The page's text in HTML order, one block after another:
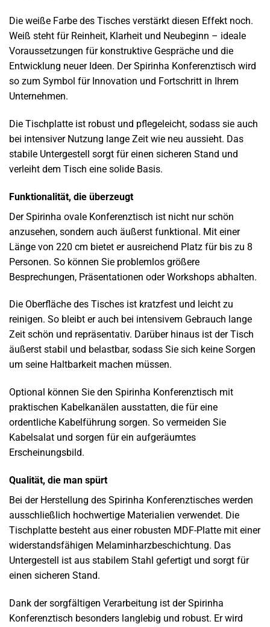
Die weiße Farbe des Tisches verstärkt diesen Effekt noch.
Weiß steht für Reinheit, Klarheit und Neubeginn – ideale
Voraussetzungen für konstruktive Gespräche und die
Entwicklung neuer Ideen. Der Spirinha Konferenztisch wird
so zum Symbol für Innovation und Fortschritt in Ihrem
Unternehmen.
Die Tischplatte ist robust und pflegeleicht, sodass sie auch
bei intensiver Nutzung lange Zeit wie neu aussieht. Das
stabile Untergestell sorgt für einen sicheren Stand und
verleiht dem Tisch eine solide Basis.
Funktionalität, die überzeugt
Der Spirinha ovale Konferenztisch ist nicht nur schön
anzusehen, sondern auch äußerst funktional. Mit einer
Länge von 220 cm bietet er ausreichend Platz für bis zu 8
Personen. So können Sie problemlos größere
Besprechungen, Präsentationen oder Workshops abhalten.
Die Oberfläche des Tisches ist kratzfest und leicht zu
reinigen. So bleibt er auch bei intensivem Gebrauch lange
Zeit schön und repräsentativ. Darüber hinaus ist der Tisch
äußerst stabil und belastbar, sodass Sie sich keine Sorgen
um seine Haltbarkeit machen müssen.
Optional können Sie den Spirinha Konferenztisch mit
praktischen Kabelkanälen ausstatten, die für eine
ordentliche Kabelführung sorgen. So vermeiden Sie
Kabelsalat und sorgen für ein aufgeräumtes
Erscheinungsbild.
Qualität, die man spürt
Bei der Herstellung des Spirinha Konferenztisches werden
ausschließlich hochwertige Materialien verwendet. Die
Tischplatte besteht aus einer robusten MDF-Platte mit einer
widerstandsfähigen Melaminharzbeschichtung. Das
Untergestell ist aus stabilem Stahl gefertigt und sorgt für
einen sicheren Stand.
Dank der sorgfältigen Verarbeitung ist der Spirinha
Konferenztisch besonders langlebig und robust. Er wird